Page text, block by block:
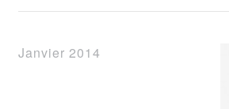
Janvier 2014